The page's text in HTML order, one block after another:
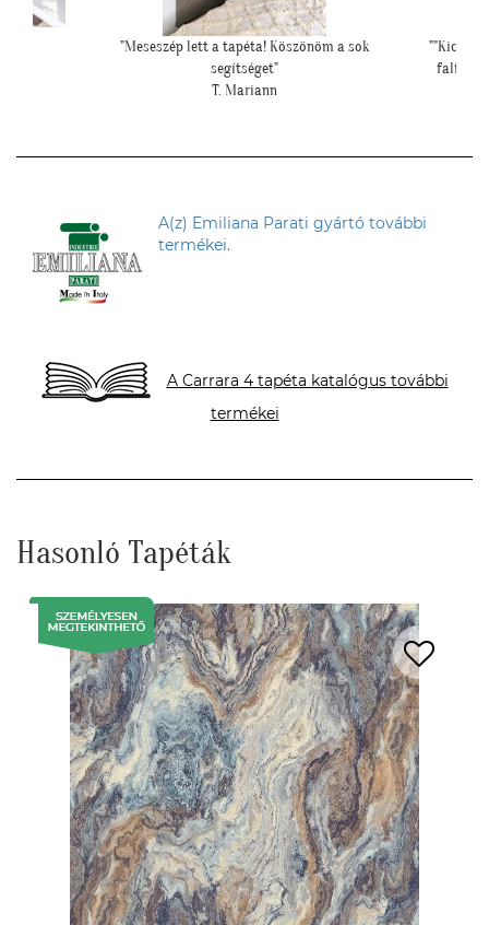
""Kicsit féltünk előtte, hogy nem lesz-e sok ekkora
falfelületen a tapéta, de a végeredmény nagyon
szép lett.""
A(z) Emiliana Parati gyártó további
termékei.
A Carrara 4 tapéta katalógus további
termékei
Hasonló Tapéták